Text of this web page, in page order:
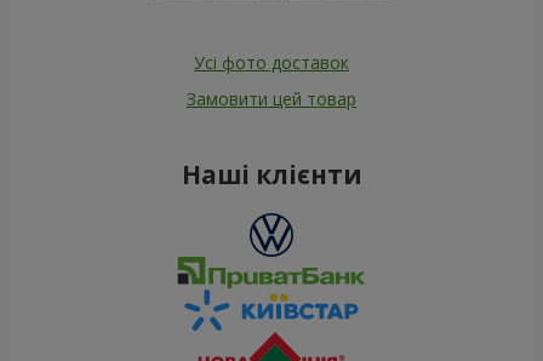
Усі фото доставок
Замовити цей товар
Наші клієнти